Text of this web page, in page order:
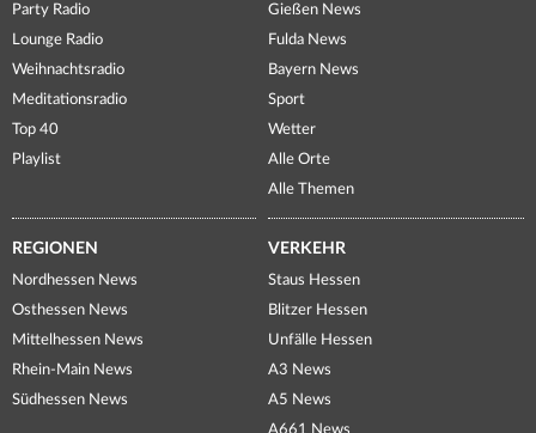
Party Radio
Lounge Radio
Weihnachtsradio
Meditationsradio
Top 40
Playlist
Gießen News
Fulda News
Bayern News
Sport
Wetter
Alle Orte
Alle Themen
REGIONEN
Nordhessen News
Osthessen News
Mittelhessen News
Rhein-Main News
Südhessen News
VERKEHR
Staus Hessen
Blitzer Hessen
Unfälle Hessen
A3 News
A5 News
A661 News